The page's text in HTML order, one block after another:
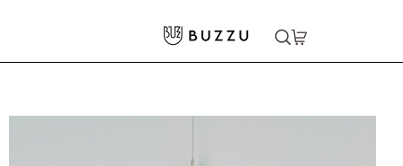
〈おすすめ〉6.2oz Tシャツ